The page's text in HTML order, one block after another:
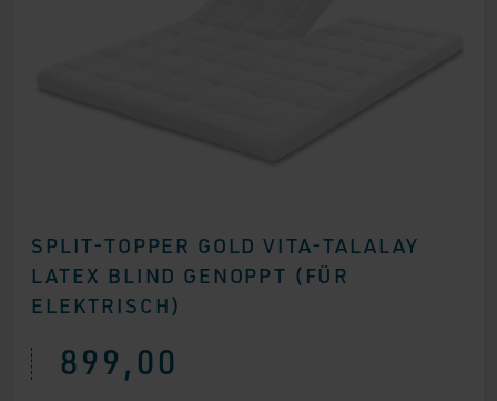
SPLIT-TOPPER GOLD VITA-TALALAY
LATEX BLIND GENOPPT (FÜR
ELEKTRISCH)
899,00